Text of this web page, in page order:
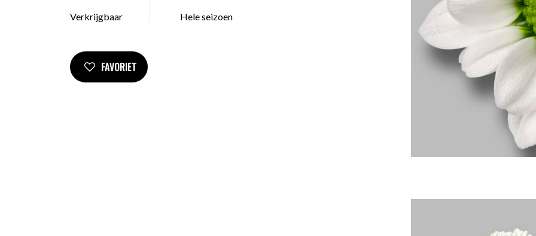
Verkrijgbaar Hele seizoen
FAVORIET